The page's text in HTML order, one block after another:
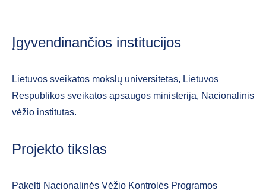
Įgyvendinančios institucijos
Lietuvos sveikatos mokslų universitetas, Lietuvos
Respublikos sveikatos apsaugos ministerija, Nacionalinis
vėžio institutas.
Projekto tikslas
Pakelti Nacionalinės Vėžio Kontrolės Programos